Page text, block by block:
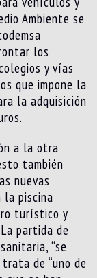
Ambiente se
los
y vías
que impone la
la adquisición
a la otra
también
nuevas
la piscina
turístico y
partida de
“se
de “uno de